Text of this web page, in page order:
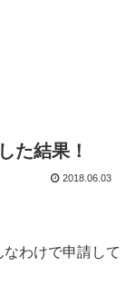
た結果！
2018.06.03
わけで申請して